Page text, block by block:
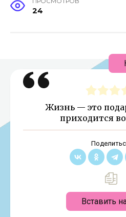
24
Жизнь — это
приходится
Вставить